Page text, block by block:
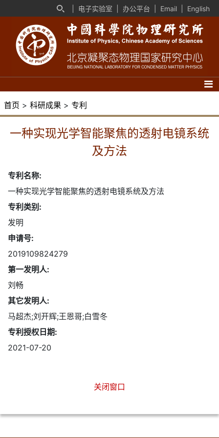
电子实验室 办公平台 Email English
首页 > 科研成果 > 专利
一种实现光学智能聚焦的透射电镜系统
及方法
专利名称:
一种实现光学智能聚焦的透射电镜系统及方法
专利类别:
发明
申请号:
2019109824279
第一发明人:
刘畅
其它发明人:
马超杰;刘开辉;王恩哥;白雪冬
专利授权日期:
2021-07-20
关闭窗口